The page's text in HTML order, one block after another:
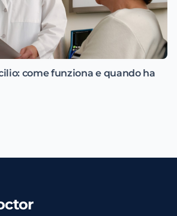
come funziona e quando ha